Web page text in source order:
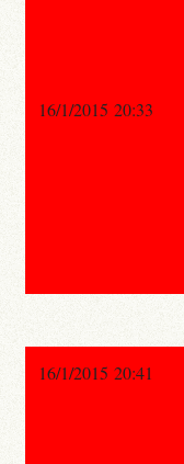
16/1/2015 20:33
16/1/2015 20:41